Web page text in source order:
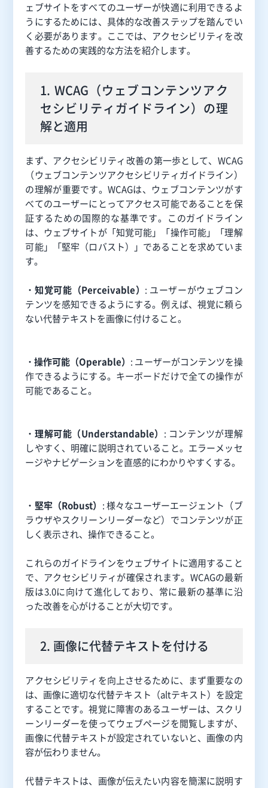
ェブサイトをすべてのユーザーが快適に利用できるよ
うにするためには、具体的な改善ステップを踏んでい
く必要があります。ここでは、アクセシビリティを改
善するための実践的な方法を紹介します。
1. WCAG（ウェブコンテンツアク
セシビリティガイドライン）の理
解と適用
まず、アクセシビリティ改善の第一歩として、WCAG
（ウェブコンテンツアクセシビリティガイドライン）
の理解が重要です。WCAGは、ウェブコンテンツがす
べてのユーザーにとってアクセス可能であることを保
証するための国際的な基準です。このガイドライン
は、ウェブサイトが「知覚可能」「操作可能」「理解
可能」「堅牢（ロバスト）」であることを求めていま
す。
・知覚可能（Perceivable） : ユーザーがウェブコン
テンツを感知できるようにする。例えば、視覚に頼ら
ない代替テキストを画像に付けること。
・操作可能（Operable） : ユーザーがコンテンツを操
作できるようにする。キーボードだけで全ての操作が
可能であること。
・理解可能（Understandable） : コンテンツが理解
しやすく、明確に説明されていること。エラーメッセ
ージやナビゲーションを直感的にわかりやすくする。
・堅牢（Robust） : 様々なユーザーエージェント（ブ
ラウザやスクリーンリーダーなど）でコンテンツが正
しく表示され、操作できること。
これらのガイドラインをウェブサイトに適用すること
で、アクセシビリティが確保されます。WCAGの最新
版は3.0に向けて進化しており、常に最新の基準に沿
った改善を心がけることが大切です。
2. 画像に代替テキストを付ける
アクセシビリティを向上させるために、まず重要なの
は、画像に適切な代替テキスト（altテキスト）を設定
することです。視覚に障害のあるユーザーは、スクリ
ーンリーダーを使ってウェブページを閲覧しますが、
画像に代替テキストが設定されていないと、画像の内
容が伝わりません。
代替テキストは、画像が伝えたい内容を簡潔に説明す